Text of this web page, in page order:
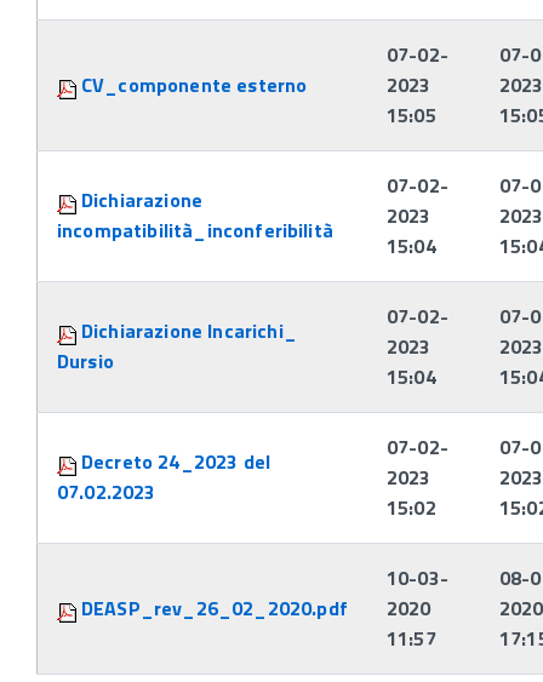
CV_componente esterno
07-02-
2023
15:05
07-
2023
Dichiarazione
incompatibilità_inconferibilità
07-02-
2023
15:04
07-
2023
Dichiarazione Incarichi_
Dursio
07-02-
2023
15:04
07-
2023
Decreto 24_2023 del
07.02.2023
07-02-
2023
15:02
07-
2023
DEASP_rev_26_02_2020.pdf
10-03-
2020
11:57
08-
2020